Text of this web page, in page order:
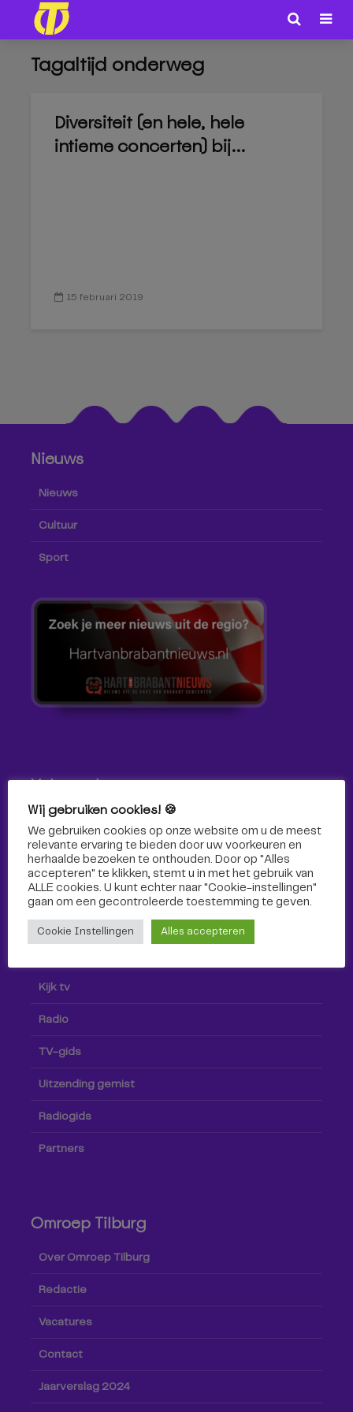
Tagaltijd onderweg
Diversiteit (en hele, hele
intieme concerten) bij...
15 februari 2019
Nieuws
Nieuws
Cultuur
Sport
Volg ons!
Volg Omroep Tilburg niet alleen hier, maar ook via social
media!
Kijk tv
Radio
TV-gids
Uitzending gemist
Radiogids
Partners
Omroep Tilburg
Over Omroep Tilburg
Redactie
Vacatures
Contact
Jaarverslag 2024
Wij gebruiken cookies! 🍪
We gebruiken cookies op onze website om u de meest
relevante ervaring te bieden door uw voorkeuren en
herhaalde bezoeken te onthouden. Door op "Alles
accepteren" te klikken, stemt u in met het gebruik van
ALLE cookies. U kunt echter naar "Cookie-instellingen"
gaan om een ​​gecontroleerde toestemming te geven.
Cookie Instellingen Alles accepteren